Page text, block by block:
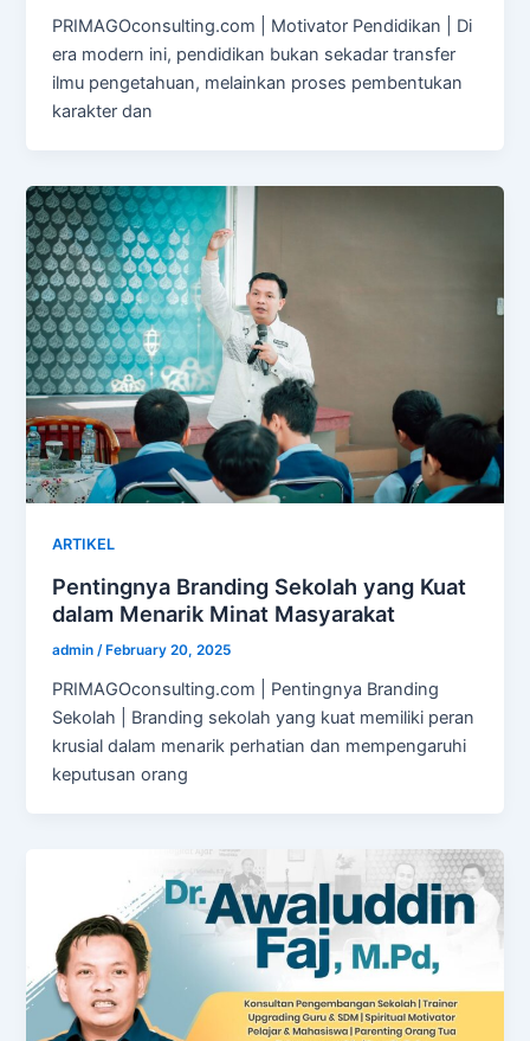
PRIMAGOconsulting.com | Motivator Pendidikan | Di
era modern ini, pendidikan bukan sekadar transfer
ilmu pengetahuan, melainkan proses pembentukan
karakter dan
ARTIKEL
Pentingnya Branding Sekolah yang Kuat
dalam Menarik Minat Masyarakat
admin /February 20, 2025
PRIMAGOconsulting.com | Pentingnya Branding
Sekolah | Branding sekolah yang kuat memiliki peran
krusial dalam menarik perhatian dan mempengaruhi
keputusan orang